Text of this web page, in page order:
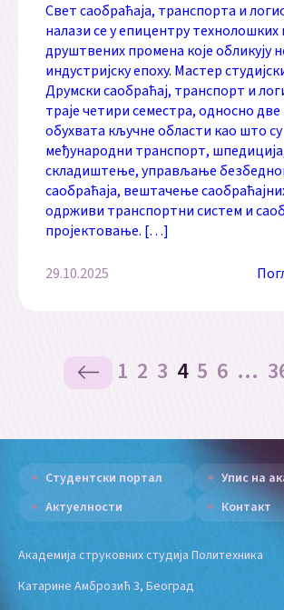
Свет саобраћаја, транспорта и
налази се у епицентру технолошких
друштвених промена које обликују
индустријску епоху. Мастер
Друмски саобраћај, транспорт и
траје четири семестра, односно две
обухвата кључне области као што су
међународни транспорт,
складиштење, управљање
саобраћаја, вештачење
одрживи транспортни систем и
пројектовање. […]
29.10.2025
1 2 3 4 5 6 …
Студентски портал
Упис на
Актуелности
Контакт
Академија струковних студија Политехника
Катарине Амброзић 3, Београд